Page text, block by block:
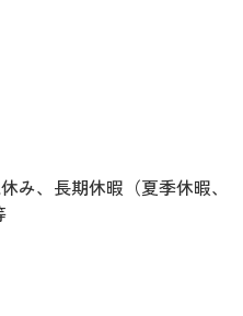
み、長期休暇（夏季休暇、